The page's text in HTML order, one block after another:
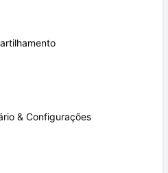
& Configurações